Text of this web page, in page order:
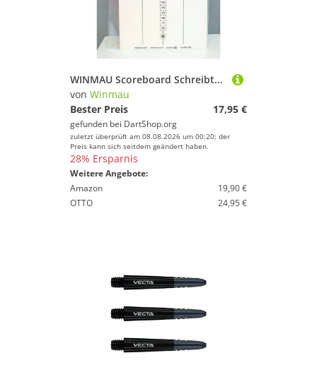
WINMAU Scoreboard Schreibtafel inkl. 2 Boardmarker
von Winmau
Bester Preis
17,95 €
gefunden bei DartShop.org
zuletzt überprüft am 08.08.2026 um 00:20; der
Preis kann sich seitdem geändert haben.
28% Ersparnis
Weitere Angebote:
Amazon
19,90 €
OTTO
24,95 €